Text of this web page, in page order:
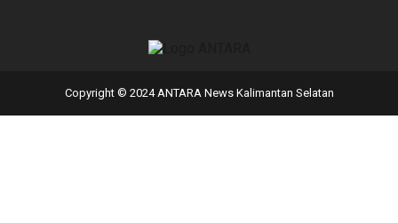
Copyright © 2024 ANTARA News Kalimantan Selatan